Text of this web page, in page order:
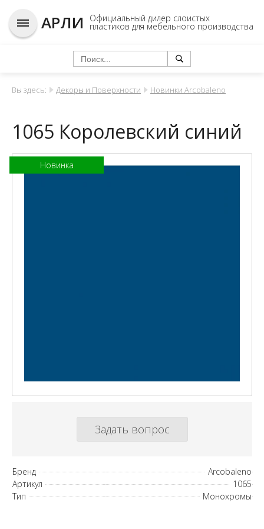
АРЛИ Официальный дилер слоистых
пластиков для мебельного производства
Вы здесь: Декоры и Поверхности Новинки Arcobaleno
1065 Королевский синий
Новинка
Задать вопрос
Бренд
Arcobaleno
Артикул
1065
Тип
Монохромы